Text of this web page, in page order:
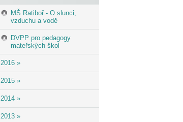
MŠ Ratiboř - O slunci,
vzduchu a vodě
DVPP pro pedagogy
mateřských škol
2016 »
2015 »
2014 »
2013 »